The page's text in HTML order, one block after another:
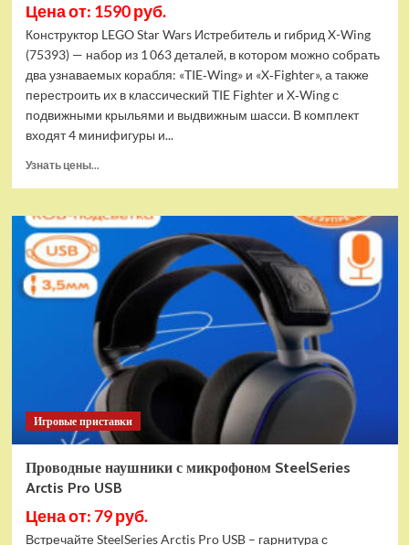
Цена от: 1590 руб.
Конструктор LEGO Star Wars Истребитель и гибрид X-Wing
(75393) — набор из 1 063 деталей, в котором можно собрать
два узнаваемых корабля: «TIE‑Wing» и «X‑Fighter», а также
перестроить их в классический TIE Fighter и X‑Wing с
подвижными крыльями и выдвижным шасси. В комплект
входят 4 минифигуры и...
Узнать цены...
(EU)
Конструктор
LEGO
Star
Wars
Истребитель
и
гибрид
X-
Wing
(75393)
Игровые приставки
Проводные наушники с микрофоном SteelSeries
Arctis Pro USB
Цена от: 79 руб.
Встречайте SteelSeries Arctis Pro USB – гарнитура с